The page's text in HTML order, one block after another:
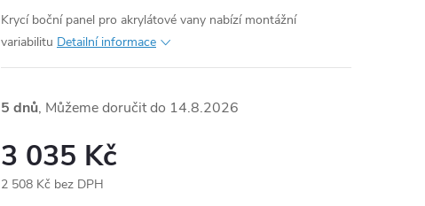
Krycí boční panel pro akrylátové vany nabízí montážní
variabilitu Detailní informace
5 dnů 14.8.2026
3 035 Kč
2 508 Kč bez DPH